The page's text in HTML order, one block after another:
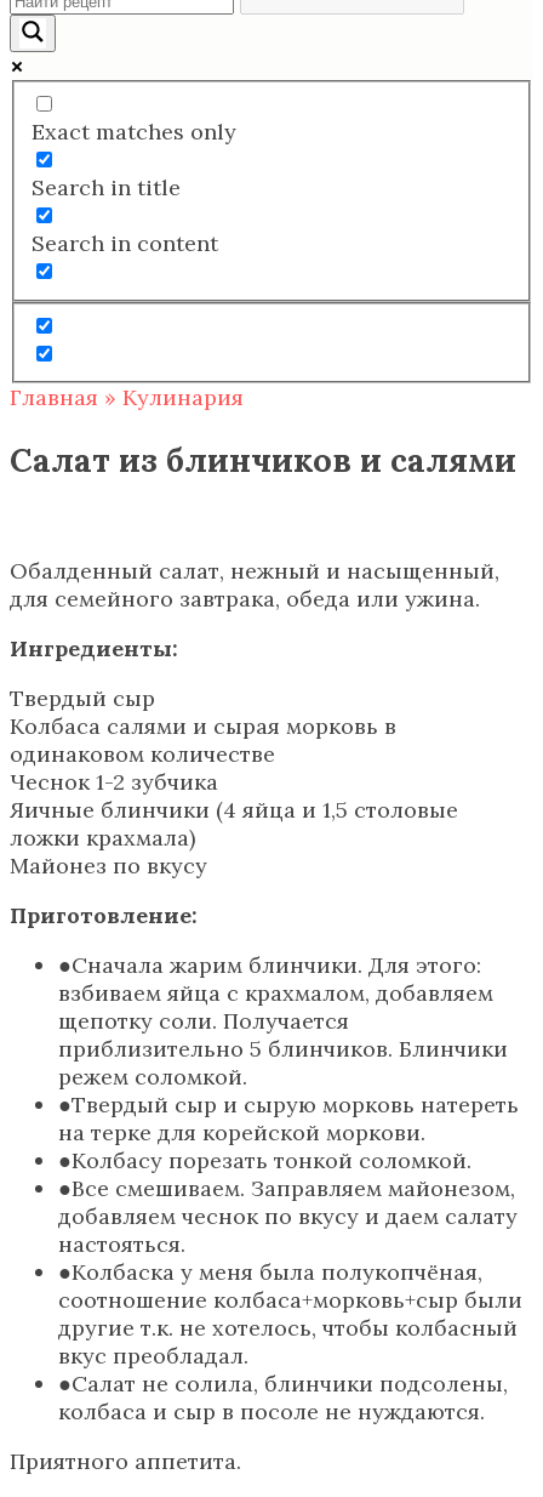
Exact matches only
Search in title
Search in content
Главная » Кулинария
Салат из блинчиков и салями
Обалденный салат, нежный и насыщенный,
для семейного завтрака, обеда или ужина.
Ингредиенты:
Твердый сыр
Колбаса салями и сырая морковь в
одинаковом количестве
Чеснок 1-2 зубчика
Яичные блинчики (4 яйца и 1,5 столовые
ложки крахмала)
Майонез по вкусу
Приготовление:
Сначала жарим блинчики. Для этого:
взбиваем яйца с крахмалом, добавляем
щепотку соли. Получается
приблизительно 5 блинчиков. Блинчики
режем соломкой.
Твердый сыр и сырую морковь натереть
на терке для корейской моркови.
Колбасу порезать тонкой соломкой.
Все смешиваем. Заправляем майонезом,
добавляем чеснок по вкусу и даем салату
настояться.
Колбаска у меня была полукопчёная,
соотношение колбаса+морковь+сыр были
другие т.к. не хотелось, чтобы колбасный
вкус преобладал.
Салат не солила, блинчики подсолены,
колбаса и сыр в посоле не нуждаются.
Приятного аппетита.